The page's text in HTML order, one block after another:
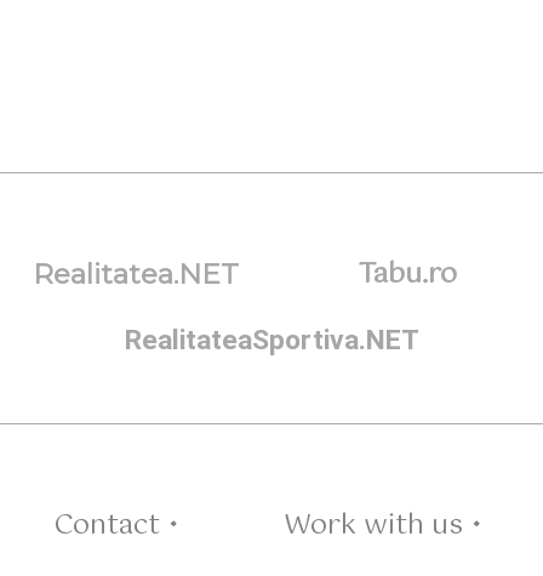
Realitatea.NET Tabu.ro
RealitateaSportiva.NET
Contact • Work with us •